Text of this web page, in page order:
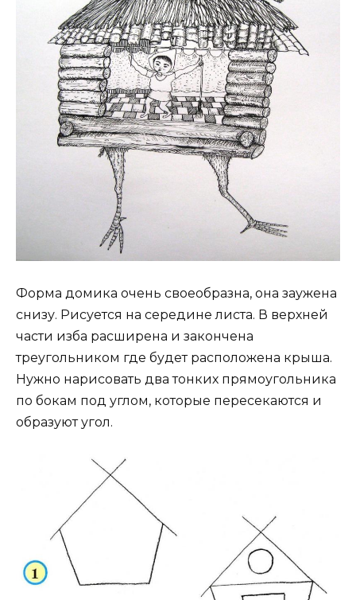
Форма домика очень своеобразна, она заужена
снизу. Рисуется на середине листа. В верхней
части изба расширена и закончена
треугольником где будет расположена крыша.
Нужно нарисовать два тонких прямоугольника
по бокам под углом, которые пересекаются и
образуют угол.